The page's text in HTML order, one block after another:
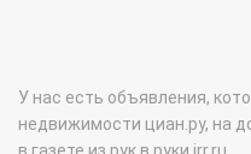
У нас есть объявления,
недвижимости циан.ру, на